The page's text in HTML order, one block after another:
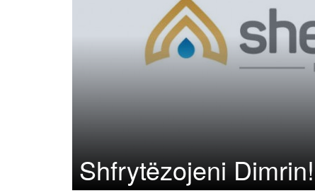
Shfrytëzojeni Dimrin!